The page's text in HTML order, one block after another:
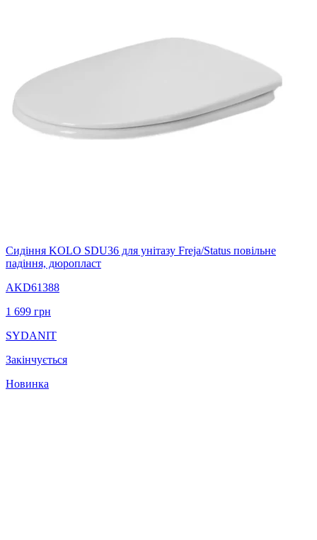
Сидіння KOLO SDU36 для унітазу Freja/Status повільне
падіння, дюропласт
AKD61388
1 699 грн
SYDANIT
Закінчується
Новинка